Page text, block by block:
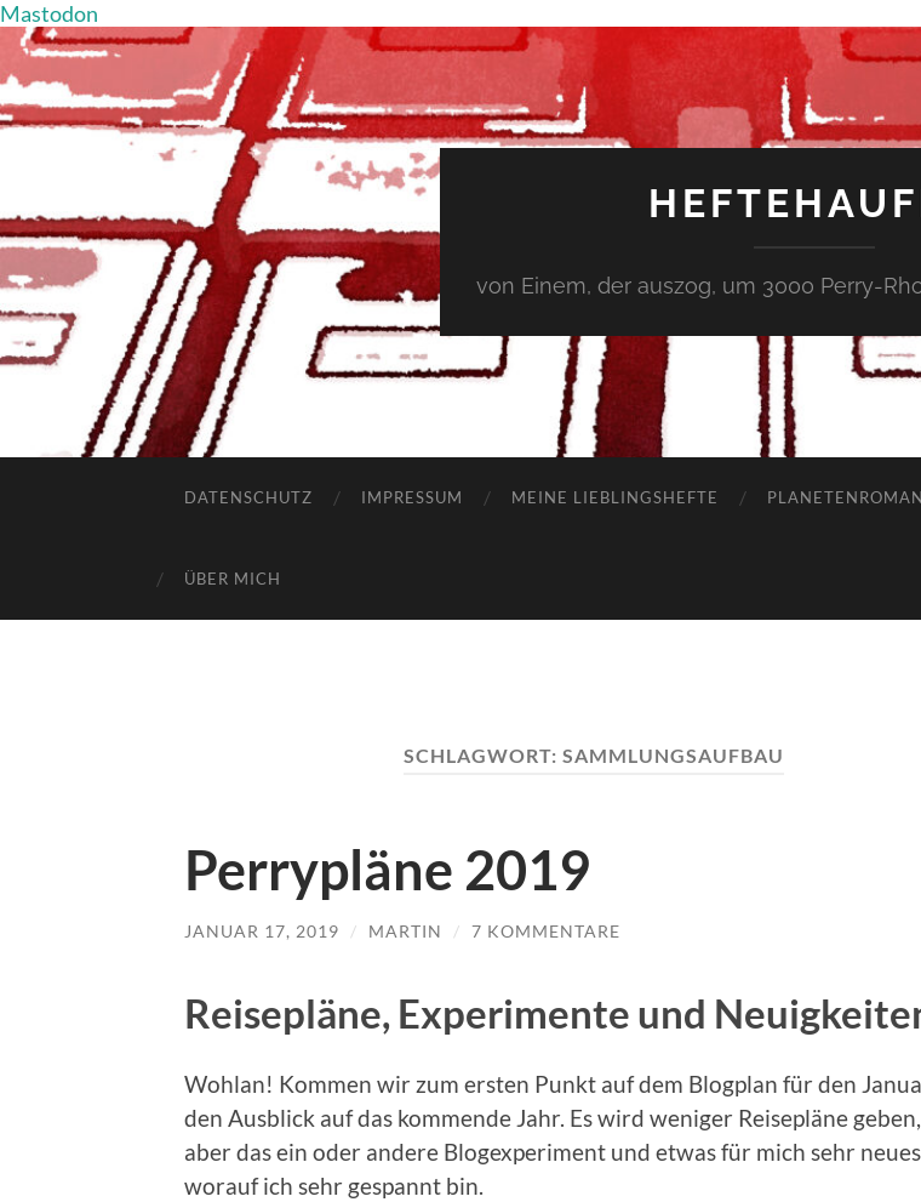
Mastodon
von Einem, der auszog, um 3000 Perry-
DATENSCHUTZ IMPRESSUM MEINE LIEBLINGSHEFTE
ÜBER MICH
SCHLAGWORT: SAMMLUNGSAUFBAU
Perrypläne 2019
JANUAR 17, 2019 / MARTIN / 7 KOMMENTARE
Reisepläne, Experimente und
Wohlan! Kommen wir zum ersten Punkt auf dem Blogplan für den
den Ausblick auf das kommende Jahr. Es wird weniger Reisepläne
aber das ein oder andere Blogexperiment und etwas für mich sehr
worauf ich sehr gespannt bin.